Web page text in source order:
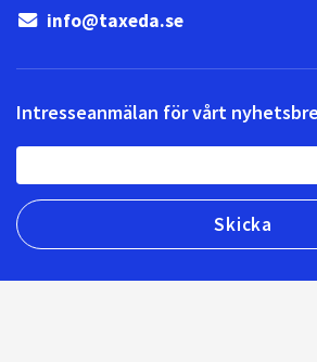
info@taxeda.se
Intresseanmälan för vårt